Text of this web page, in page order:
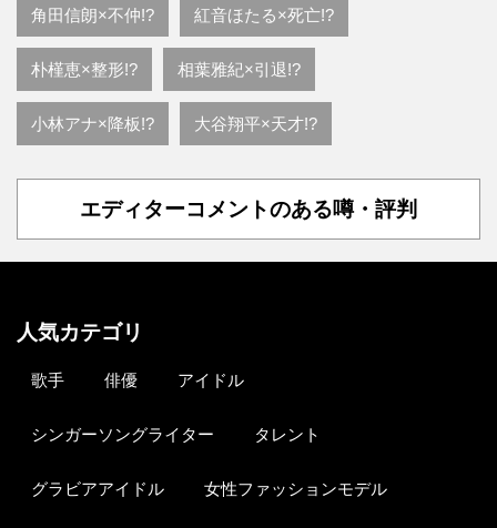
角田信朗×不仲!? 紅音ほたる×死亡!?
朴槿恵×整形!? 相葉雅紀×引退!?
小林アナ×降板!? 大谷翔平×天才!?
エディターコメントのある噂・評判
人気カテゴリ
歌手 俳優 アイドル
シンガーソングライター タレント
グラビアアイドル 女性ファッションモデル